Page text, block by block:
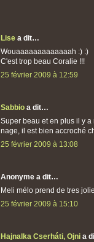
Lise a dit…
Wouaaaaaaaaaaaaah :) :)
C'est trop beau Coralie !!!
25 février 2009 à 12:59
Sabbio a dit…
Super beau et en plus il y
nage, il est bien accroché
25 février 2009 à 13:08
Anonyme a dit…
Meli mélo prend de tres
25 février 2009 à 15:10
Hajnalka Cserháti, Ojni a